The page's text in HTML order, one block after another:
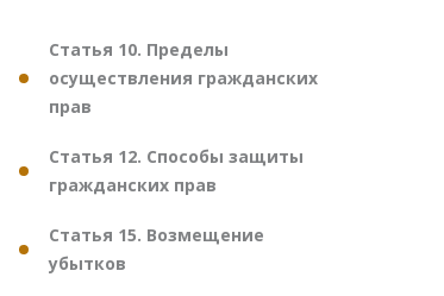
Статья 10. Пределы
осуществления гражданских
прав
Статья 12. Способы защиты
гражданских прав
Статья 15. Возмещение
убытков